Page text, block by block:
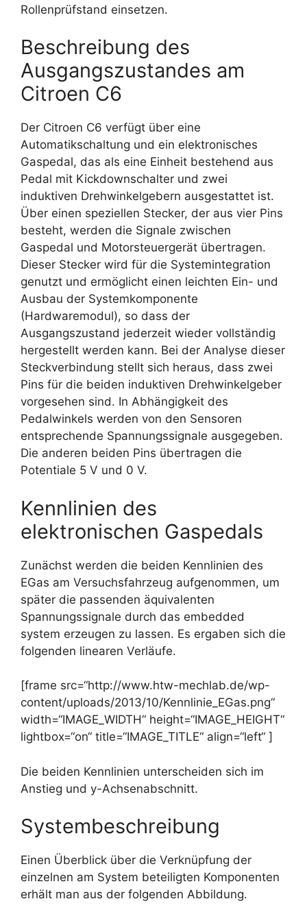
Rollenprüfstand einsetzen.
Beschreibung des
Ausgangszustandes am
Citroen C6
Der Citroen C6 verfügt über eine
Automatikschaltung und ein elektronisches
Gaspedal, das als eine Einheit bestehend aus
Pedal mit Kickdownschalter und zwei
induktiven Drehwinkelgebern ausgestattet ist.
Über einen speziellen Stecker, der aus vier Pins
besteht, werden die Signale zwischen
Gaspedal und Motorsteuergerät übertragen.
Dieser Stecker wird für die Systemintegration
genutzt und ermöglicht einen leichten Ein- und
Ausbau der Systemkomponente
(Hardwaremodul), so dass der
Ausgangszustand jederzeit wieder vollständig
hergestellt werden kann. Bei der Analyse dieser
Steckverbindung stellt sich heraus, dass zwei
Pins für die beiden induktiven Drehwinkelgeber
vorgesehen sind. In Abhängigkeit des
Pedalwinkels werden von den Sensoren
entsprechende Spannungssignale ausgegeben.
Die anderen beiden Pins übertragen die
Potentiale 5 V und 0 V.
Kennlinien des
elektronischen Gaspedals
Zunächst werden die beiden Kennlinien des
EGas am Versuchsfahrzeug aufgenommen, um
später die passenden äquivalenten
Spannungssignale durch das embedded
system erzeugen zu lassen. Es ergaben sich die
folgenden linearen Verläufe.
[frame src=“http://www.htw-mechlab.de/wp-
content/uploads/2013/10/Kennlinie_EGas.png“
width=“IMAGE_WIDTH“ height=“IMAGE_HEIGHT“
lightbox=“on“ title=“IMAGE_TITLE“ align=“left“ ]
Die beiden Kennlinien unterscheiden sich im
Anstieg und y-Achsenabschnitt.
Systembeschreibung
Einen Überblick über die Verknüpfung der
einzelnen am System beteiligten Komponenten
erhält man aus der folgenden Abbildung.